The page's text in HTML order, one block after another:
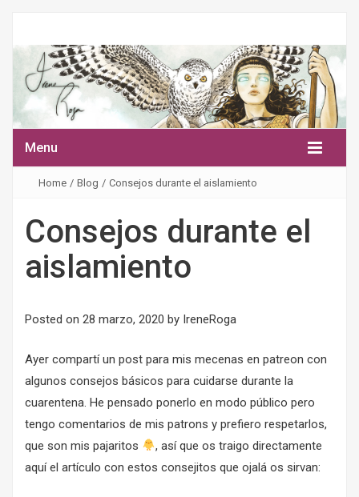
Menu
Home / Blog / Consejos durante el aislamiento
Consejos durante el
aislamiento
Posted on 28 marzo, 2020 by IreneRoga
Ayer compartí un post para mis mecenas en patreon con
algunos consejos básicos para cuidarse durante la
cuarentena. He pensado ponerlo en modo público pero
tengo comentarios de mis patrons y prefiero respetarlos,
que son mis pajaritos
, así que os traigo directamente
aquí el artículo con estos consejitos que ojalá os sirvan: